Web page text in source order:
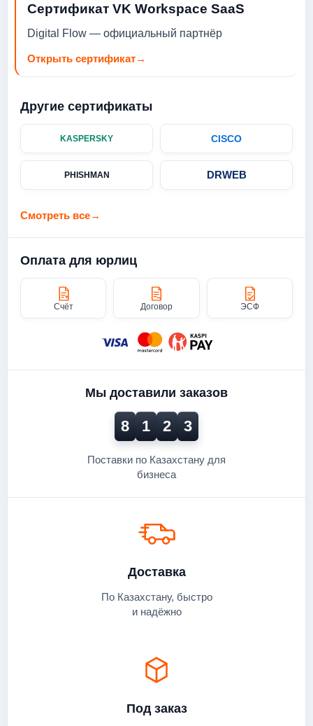
Сертификат VK Workspace SaaS
Digital Flow — официальный партнёр
Открыть сертификат→
Другие сертификаты
KASPERSKY CISCO
PHISHMAN DRWEB
Смотреть все→
Оплата для юрлиц
Счёт Договор ЭСФ
Мы доставили заказов
8 1 2 3
Поставки по Казахстану для
бизнеса
Под заказ
Доставка
По Казахстану, быстро
и надёжно